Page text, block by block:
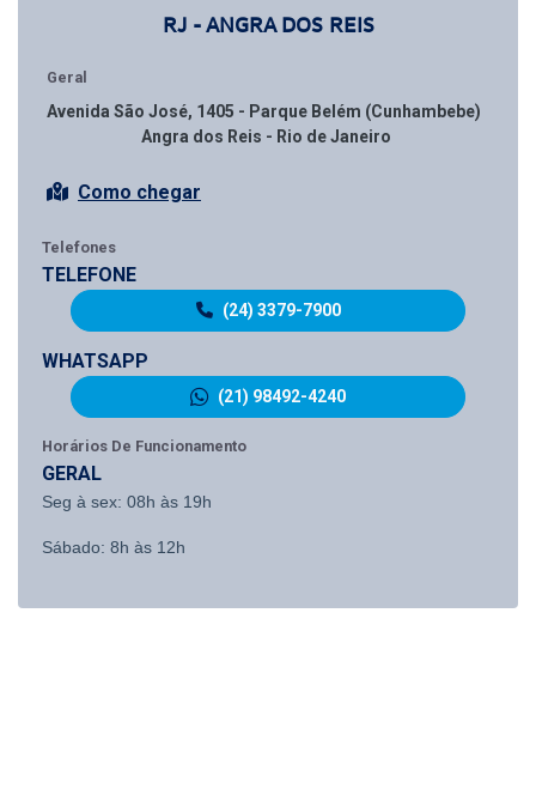
RJ - ANGRA DOS REIS
Geral
Avenida São José, 1405 - Parque Belém (Cunhambebe)
Angra dos Reis - Rio de Janeiro
Como chegar
Telefones
TELEFONE
(24) 3379-7900
WHATSAPP
(21) 98492-4240
Horários De Funcionamento
GERAL
Seg à sex: 08h às 19h
Sábado: 8h às 12h